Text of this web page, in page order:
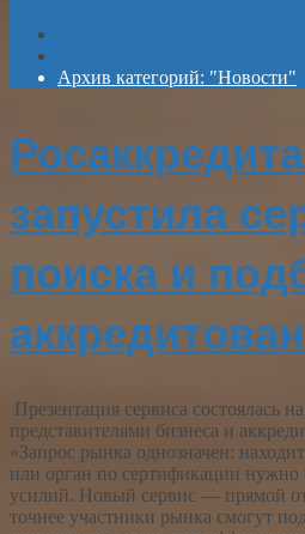
Архив категорий: "Новости"
запустила
поиска и
Презентация сервиса состоялась
представителями бизнеса и
«Запрос рынка однозначен:
или орган по сертификации
усилий. Новый сервис — прямой
точнее участники рынка смогут